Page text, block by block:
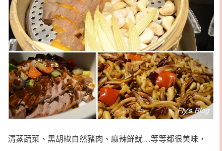
清蒸蔬菜、黑胡椒自然豬肉、麻辣鮮魷…等等都很美味，